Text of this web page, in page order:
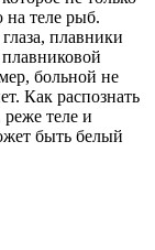
на теле рыб.
плавники
больной не
Как распознать
теле и
быть белый